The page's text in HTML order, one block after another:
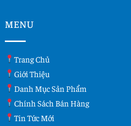
MENU
Trang Chủ
Giới Thiệu
Danh Mục Sản Phẩm
Chính Sách Bán Hàng
Tin Tức Mới